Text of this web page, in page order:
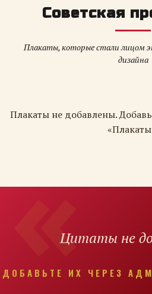
Советская
Плакаты, которые стали лицом
дизайна
Плакаты не добавлены.
Цитаты не
ДОБАВЬТЕ ИХ ЧЕРЕЗ